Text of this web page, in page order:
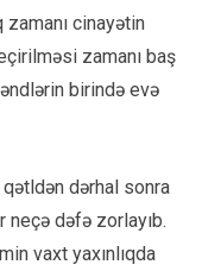
cinayətin
zamanı baş
birində evə
dərhal sonra
neçə dəfə zorlayıb.
vaxt yaxınlıqda